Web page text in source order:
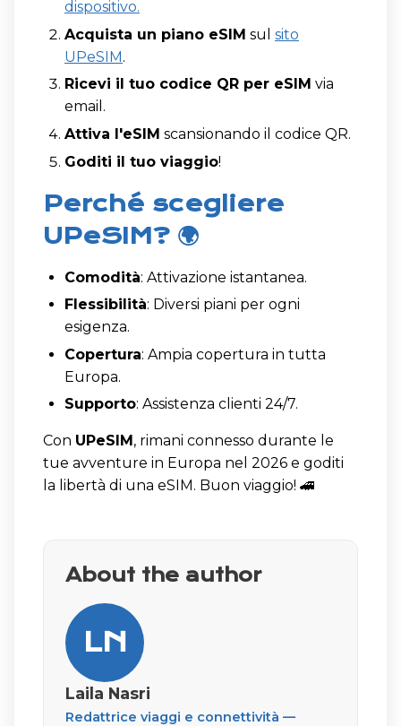
dispositivo.
Acquista un piano eSIM sul sito
UPeSIM.
Ricevi il tuo codice QR per eSIM via
email.
Attiva l'eSIM scansionando il codice QR.
Goditi il tuo viaggio!
Perché scegliere
UPeSIM? 🌍
Comodità: Attivazione istantanea.
Flessibilità: Diversi piani per ogni
esigenza.
Copertura: Ampia copertura in tutta
Europa.
Supporto: Assistenza clienti 24/7.
Con UPeSIM , rimani connesso durante le
tue avventure in Europa nel 2026 e goditi
la libertà di una eSIM. Buon viaggio! 🚄
About the author
LN
Laila Nasri
Redattrice viaggi e connettività —